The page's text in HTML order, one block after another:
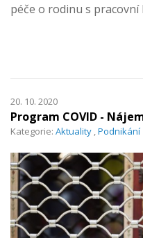
péče o rodinu s pracovní
20. 10. 2020
Program COVID -
Kategorie: Aktuality ,Podnikání